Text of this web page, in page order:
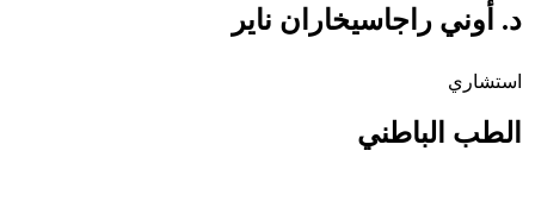
د. أوني راجاسيخاران ناير
استشاري
الطب الباطني